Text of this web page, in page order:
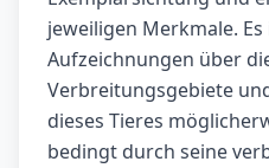
jeweiligen Merkmale.
Aufzeichnungen über
Verbreitungsgebiete
dieses Tieres
bedingt durch seine